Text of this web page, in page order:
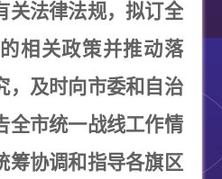
关法律法规，拟订全
相关政策并推动落
，及时向市委和自治
全市统一战线工作情
筹协调和指导各旗区